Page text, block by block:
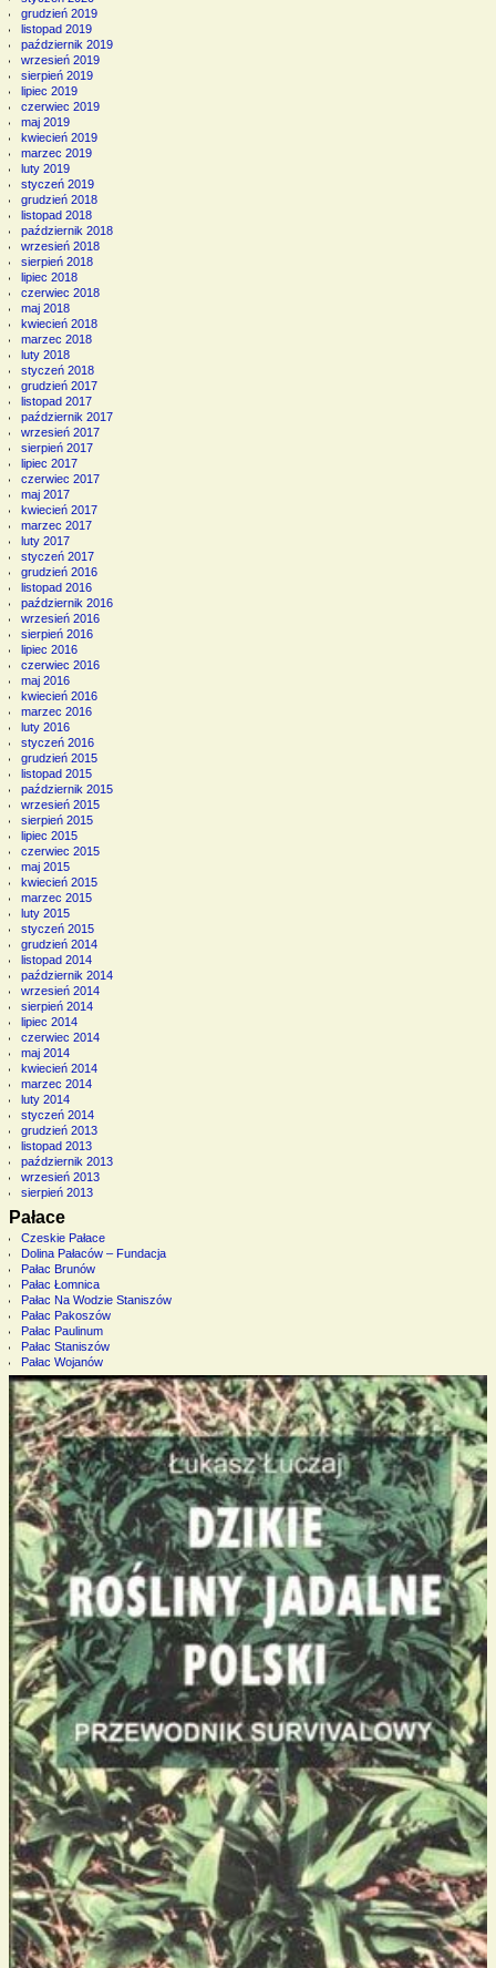
grudzień 2019
listopad 2019
październik 2019
wrzesień 2019
sierpień 2019
lipiec 2019
czerwiec 2019
maj 2019
kwiecień 2019
marzec 2019
luty 2019
styczeń 2019
grudzień 2018
listopad 2018
październik 2018
wrzesień 2018
sierpień 2018
lipiec 2018
czerwiec 2018
maj 2018
kwiecień 2018
marzec 2018
luty 2018
styczeń 2018
grudzień 2017
listopad 2017
październik 2017
wrzesień 2017
sierpień 2017
lipiec 2017
czerwiec 2017
maj 2017
kwiecień 2017
marzec 2017
luty 2017
styczeń 2017
grudzień 2016
listopad 2016
październik 2016
wrzesień 2016
sierpień 2016
lipiec 2016
czerwiec 2016
maj 2016
kwiecień 2016
marzec 2016
luty 2016
styczeń 2016
grudzień 2015
listopad 2015
październik 2015
wrzesień 2015
sierpień 2015
lipiec 2015
czerwiec 2015
maj 2015
kwiecień 2015
marzec 2015
luty 2015
styczeń 2015
grudzień 2014
listopad 2014
październik 2014
wrzesień 2014
sierpień 2014
lipiec 2014
czerwiec 2014
maj 2014
kwiecień 2014
marzec 2014
luty 2014
styczeń 2014
grudzień 2013
listopad 2013
październik 2013
wrzesień 2013
sierpień 2013
Pałace
Czeskie Pałace
Dolina Pałaców – Fundacja
Pałac Brunów
Pałac Łomnica
Pałac Na Wodzie Staniszów
Pałac Pakoszów
Pałac Paulinum
Pałac Staniszów
Pałac Wojanów